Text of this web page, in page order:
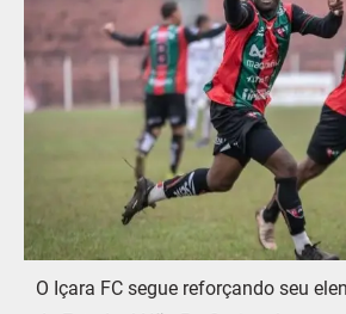
O Içara FC segue reforçando seu